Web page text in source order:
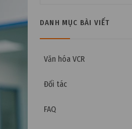
DANH MỤC BÀI VIẾT
Văn hóa VCR
Đối tác
FAQ